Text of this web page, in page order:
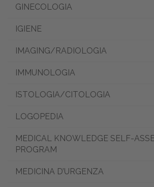
GINECOLOGIA
IGIENE
IMAGING/RADIOLOGIA
IMMUNOLOGIA
ISTOLOGIA/CITOLOGIA
LOGOPEDIA
MEDICAL KNOWLEDGE SELF-
PROGRAM
MEDICINA D’URGENZA